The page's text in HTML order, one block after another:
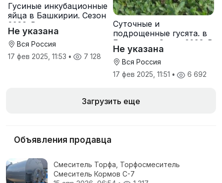
Гусиные инкубационные
яйца в Башкирии. Сезон
2026. В наличии
Не указана
Вся Россия
17 фев 2025, 11:53 • 7 128
Суточные и
подрощенные гусята. в
Башкирии. Сезон 2026. В
наличии
Не указана
Вся Россия
17 фев 2025, 11:51 • 6 692
Загрузить еще
Объявления продавца
Смеситель Торфа, Торфосмеситель
Смеситель Кормов С-7